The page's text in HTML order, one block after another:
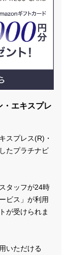
・エキスプレ
スプレス(R)・
たプラチナビ
タッフが24時
ビス」が利用
が受けられま
いただける